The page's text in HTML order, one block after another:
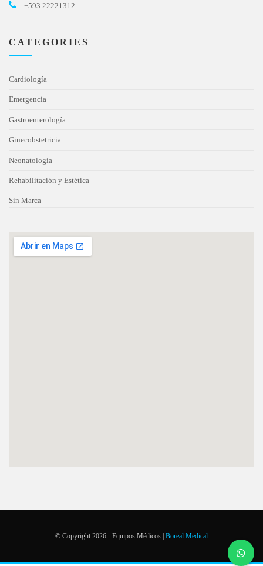
+593 22221312
CATEGORIES
Cardiología
Emergencia
Gastroenterología
Ginecobstetricia
Neonatología
Rehabilitación y Estética
Sin Marca
© Copyright 2026 - Equipos Médicos | Boreal Medical